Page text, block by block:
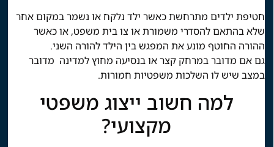
חטיפת ילדים מתרחשת כאשר ילד נלקח או נשמר במקום אחר
שלא בהתאם להסדרי משמורת או צו בית משפט, או כאשר
ההורה החוטף מונע את המפגש בין הילד להורה השני.
גם אם מדובר במרחק קצר או בנסיעה מחוץ למדינה מדובר
במצב שיש לו השלכות משפטיות חמורות.
למה חשוב ייצוג משפטי
מקצועי?